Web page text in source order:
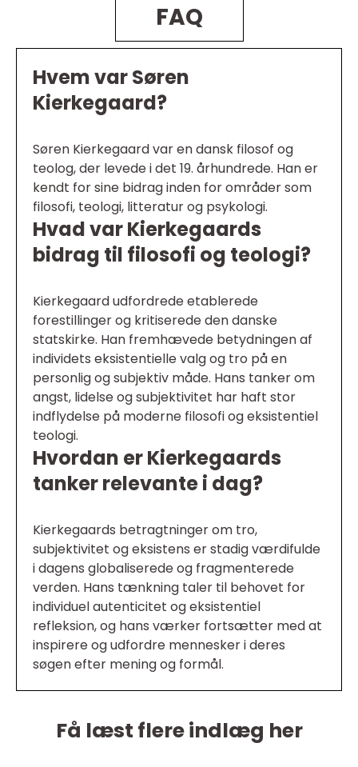
FAQ
Hvem var Søren
Kierkegaard?
Søren Kierkegaard var en dansk filosof og
teolog, der levede i det 19. århundrede. Han er
kendt for sine bidrag inden for områder som
filosofi, teologi, litteratur og psykologi.
Hvad var Kierkegaards
bidrag til filosofi og teologi?
Kierkegaard udfordrede etablerede
forestillinger og kritiserede den danske
statskirke. Han fremhævede betydningen af
individets eksistentielle valg og tro på en
personlig og subjektiv måde. Hans tanker om
angst, lidelse og subjektivitet har haft stor
indflydelse på moderne filosofi og eksistentiel
teologi.
Hvordan er Kierkegaards
tanker relevante i dag?
Kierkegaards betragtninger om tro,
subjektivitet og eksistens er stadig værdifulde
i dagens globaliserede og fragmenterede
verden. Hans tænkning taler til behovet for
individuel autenticitet og eksistentiel
refleksion, og hans værker fortsætter med at
inspirere og udfordre mennesker i deres
søgen efter mening og formål.
Få læst flere indlæg her